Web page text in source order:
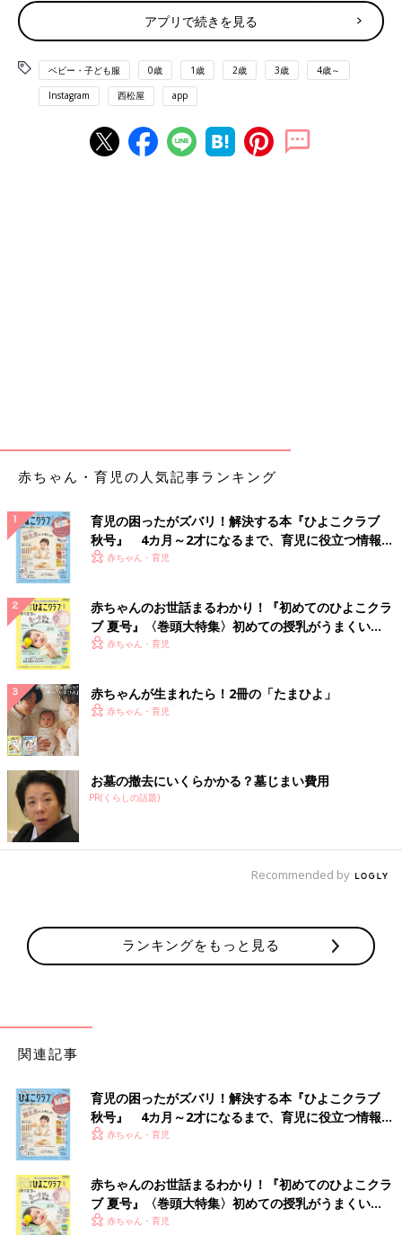
綿100％で暑がりなキッズも安心！バースデイの長
袖Tシャツ
過ごすことができます♪ 丈夫なので、汚れても洗濯機で気にせず
ク柄になっていたり、ロゴが立体的になっていたりと、オシャレ
なデザインなのもgood◎
すそを踏んでしまう心配なし！西松屋の7分丈レギ
ンス
アプリで続きを見る
ベビー・子ども服 0歳 1歳 2歳 3歳 4歳～
Instagram 西松屋 app
赤ちゃん・育児の人気記事ランキング
育児の困ったがズバリ！解決する本『ひよこクラブ
秋号』 4カ月～2才になるまで、育児に役立つ情報が
いっぱい！
赤ちゃん・育児
赤ちゃんのお世話まるわかり！『初めてのひよこクラ
ブ 夏号』〈巻頭大特集〉初めての授乳がうまくい
く！ おっぱい・ミルクの基本と夏のトラブル 解決テ
赤ちゃん・育児
赤ちゃんが生まれたら！2冊の「たまひよ」
赤ちゃん・育児
お墓の撤去にいくらかかる？墓じまい費用
PR(くらしの話題)
Recommended by
ランキングをもっと見る
関連記事
育児の困ったがズバリ！解決する本『ひよこクラブ
秋号』 4カ月～2才になるまで、育児に役立つ情報が
いっぱい！
赤ちゃん・育児
赤ちゃんのお世話まるわかり！『初めてのひよこクラ
ブ 夏号』〈巻頭大特集〉初めての授乳がうまくい
く！ おっぱい・ミルクの基本と夏のトラブル 解決テ
赤ちゃん・育児